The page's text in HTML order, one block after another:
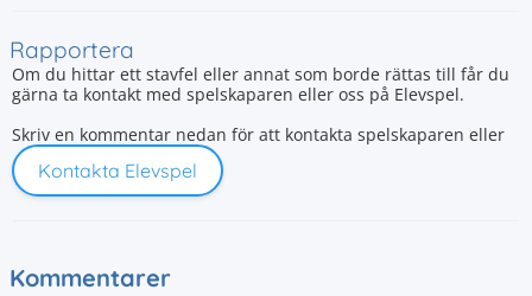
Rapportera
Om du hittar ett stavfel eller annat som borde rättas till får du
gärna ta kontakt med spelskaparen eller oss på Elevspel.
Skriv en kommentar nedan för att kontakta spelskaparen eller
Kontakta Elevspel
Kommentarer